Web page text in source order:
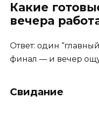
Какие
вечера
Ответ: один
финал — и вечер
Свидание